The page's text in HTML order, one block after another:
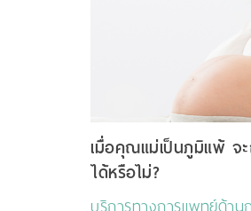
เมื่อคุณแม่เป็นภูมิแพ้ จ
ได้หรือไม่?